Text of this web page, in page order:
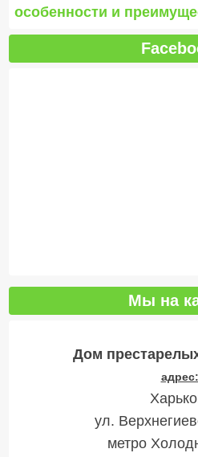
особенности и
Мы на
Дом
адрес:
ул.
метро